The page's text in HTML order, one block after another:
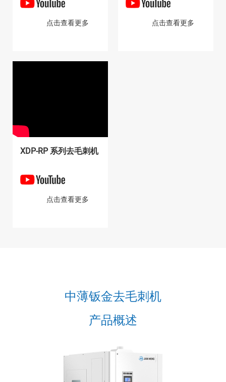
点击查看更多 点击查看更多
XDP-RP 系列去毛刺机
点击查看更多
中薄钣金去毛刺机
产品概述